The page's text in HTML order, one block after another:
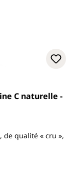
C naturelle -
qualité « cru »,